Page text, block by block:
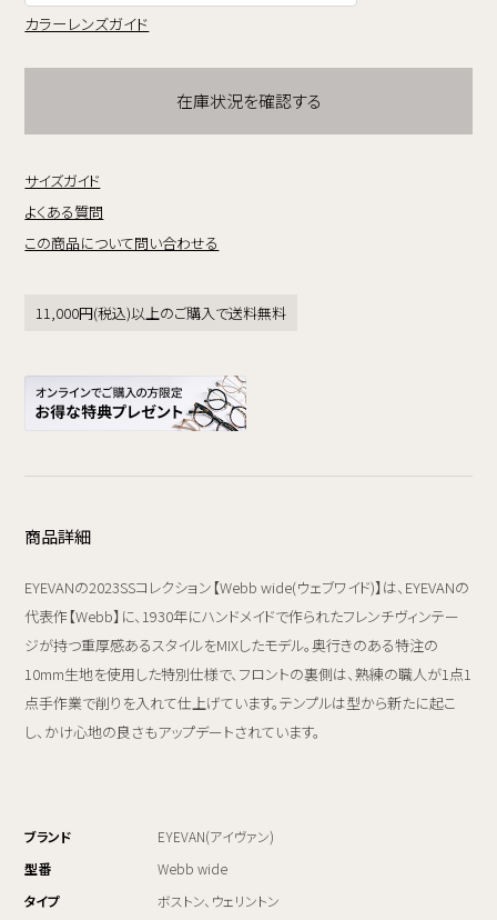
カラーレンズガイド
在庫状況を確認する
サイズガイド
よくある質問
この商品について問い合わせる
11,000円(税込)以上のご購入で送料無料
商品詳細
EYEVANの2023SSコレクション【Webb wide(ウェブワイド)】は、EYEVANの
代表作【Webb】に、1930年にハンドメイドで作られたフレンチヴィンテー
ジが持つ重厚感あるスタイルをMIXしたモデル。奥行きのある特注の
10mm生地を使用した特別仕様で、フロントの裏側は、熟練の職人が1点1
点手作業で削りを入れて仕上げています。テンプルは型から新たに起こ
し、かけ心地の良さもアップデートされています。
ブランド
EYEVAN(アイヴァン)
型番
Webb wide
タイプ
ボストン、ウェリントン